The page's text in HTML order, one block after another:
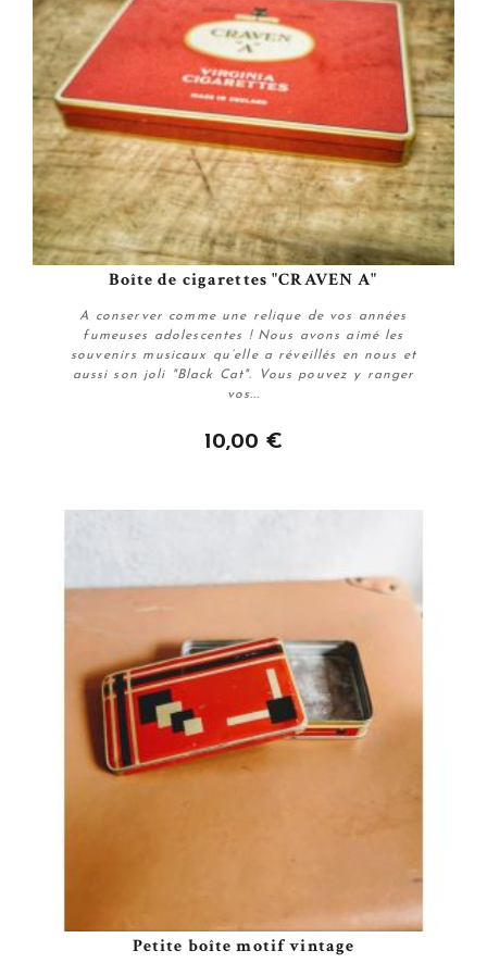
Boîte de cigarettes "CRAVEN A"
A conserver comme une relique de vos années
fumeuses adolescentes ! Nous avons aimé les
souvenirs musicaux qu’elle a réveillés en nous et
aussi son joli "Black Cat". Vous pouvez y ranger
vos...
10,00 €
Petite boîte motif vintage